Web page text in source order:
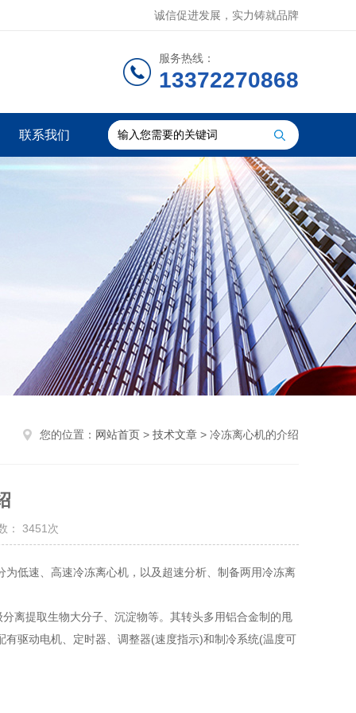
诚信促进发展，实力铸就品牌
服务热线：
13372270868
联系我们
您的位置： 网站首页 > 技术文章 > 冷冻离心机的介绍
： 3451次
低速、高速冷冻离心机，以及超速分析、制备两用冷冻离
离提取生物大分子、沉淀物等。其转头多用铝合金制的甩
驱动电机、定时器、调整器(速度指示)和制冷系统(温度可